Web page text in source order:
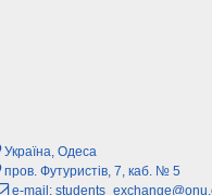
Україна, Одеса
пров. Футуристів, 7, каб. № 5
e-mail: